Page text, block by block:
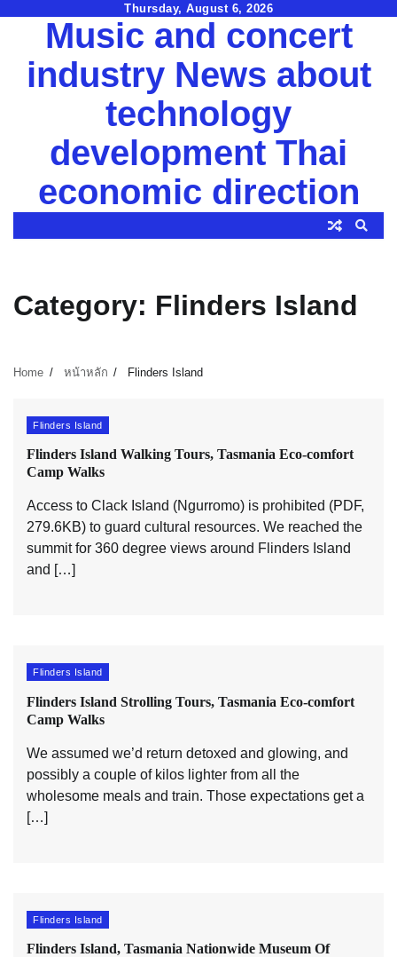
Thursday, August 6, 2026
Music and concert
industry News about
technology
development Thai
economic direction
Category: Flinders Island
Home หน้าหลัก Flinders Island
Flinders Island
Flinders Island Walking Tours, Tasmania Eco-comfort
Camp Walks
Access to Clack Island (Ngurromo) is prohibited (PDF,
279.6KB) to guard cultural resources. We reached the
summit for 360 degree views around Flinders Island
and […]
Flinders Island
Flinders Island Strolling Tours, Tasmania Eco-comfort
Camp Walks
We assumed we’d return detoxed and glowing, and
possibly a couple of kilos lighter from all the
wholesome meals and train. Those expectations get a
[…]
Flinders Island
Flinders Island, Tasmania Nationwide Museum Of